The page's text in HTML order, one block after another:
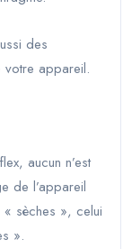
des
votre appareil.
aucun n’est
de l’appareil
sèches », celui
».